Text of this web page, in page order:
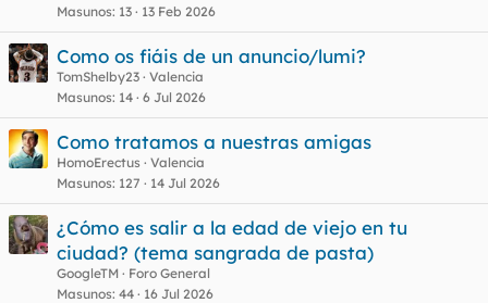
Masunos 13 13 Feb 2026
Como os fiáis de un anuncio/lumi?
TomShelby23 Valencia
Masunos 14 6 Jul 2026
Como tratamos a nuestras amigas
HomoErectus Valencia
Masunos 127 14 Jul 2026
¿Cómo es salir a la edad de viejo en tu
ciudad? (tema sangrada de pasta)
GoogleTM
Foro General
Masunos 44 16 Jul 2026